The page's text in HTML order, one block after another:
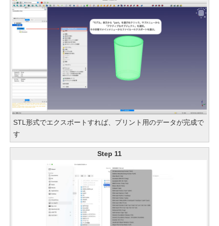
STL形式でエクスポートすれば、プリント用のデータが完成で
す
Step 11